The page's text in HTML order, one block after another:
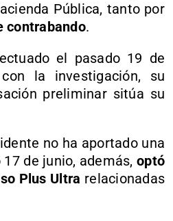
Pública, tanto por
contrabando.
el pasado 19 de
la investigación, su
preliminar sitúa su
no ha aportado una
de junio, además, optó
Plus Ultra relacionadas